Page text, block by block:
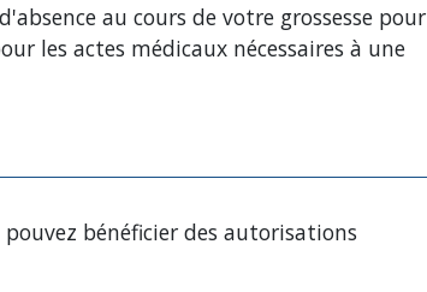
au cours de votre grossesse pour
les actes médicaux nécessaires à une
bénéficier des autorisations